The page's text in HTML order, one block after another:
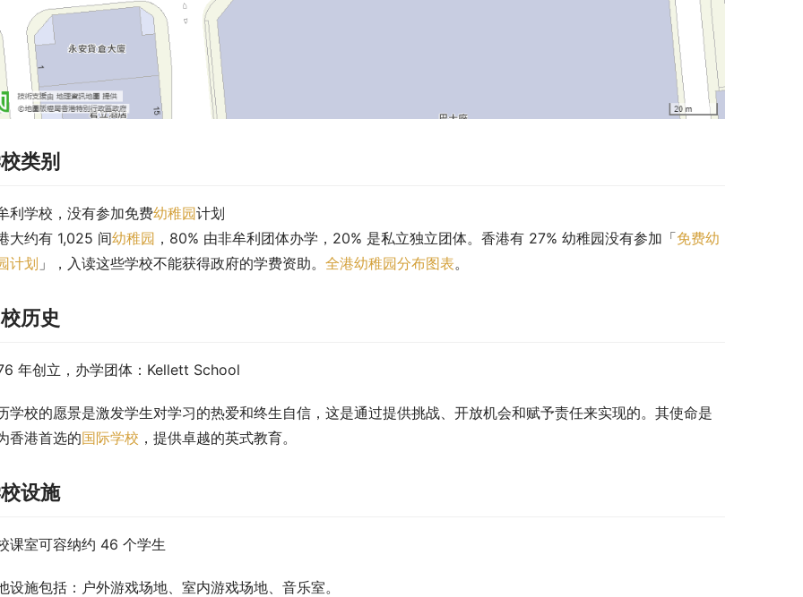
类别
利学校，没有参加免费幼稚园计划
大约有 1,025 间幼稚园 ，80% 由非牟利团体办学，20% 是私立独立团体。香港有 27% 幼稚园没有参加「免费幼
计划 」，入读这些学校不能获得政府的学费资助。 全港幼稚园分布图表。
历史
年创立，办学团体：Kellett School
学校的愿景是激发学生对学习的热爱和终生自信，这是通过提供挑战、开放机会和赋予责任来实现的。其使命是
香港首选的国际学校 ，提供卓越的英式教育。
设施
课室可容纳约 46 个学生
设施包括：户外游戏场地、室内游戏场地、音乐室。